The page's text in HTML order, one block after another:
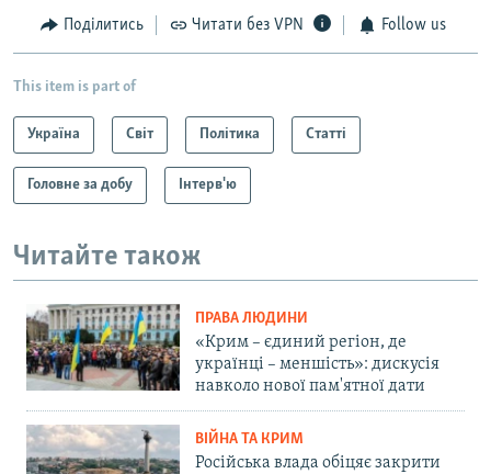
Поділитись Читати без VPN Follow us
This item is part of
Україна Світ Політика Статті
Головне за добу Інтерв'ю
Читайте також
ПРАВА ЛЮДИНИ
«Крим – єдиний регіон, де
українці – меншість»: дискусія
навколо нової пам'ятної дати
ВІЙНА ТА КРИМ
Російська влада обіцяє закрити